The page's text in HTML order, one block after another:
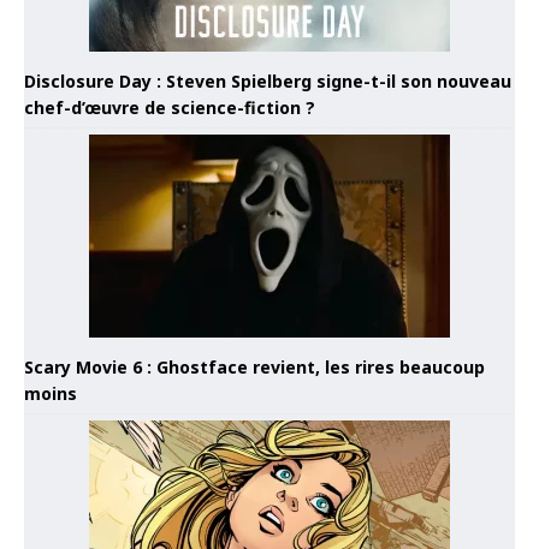
Disclosure Day : Steven Spielberg signe-t-il son nouveau
chef-d’œuvre de science-fiction ?
Scary Movie 6 : Ghostface revient, les rires beaucoup
moins